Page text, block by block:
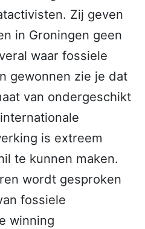
Zij geven
in Groningen geen
waar fossiele
gewonnen zie je dat
van ondergeschikt
is extreem
te kunnen maken.
wordt gesproken
fossiele
winning